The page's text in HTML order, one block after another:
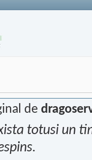
de
totusi un